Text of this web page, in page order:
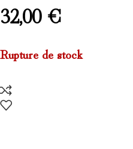
32,00 €
Rupture de stock